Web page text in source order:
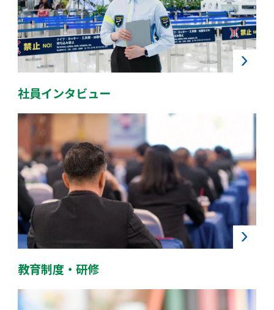
社員インタビュー
教育制度・研修